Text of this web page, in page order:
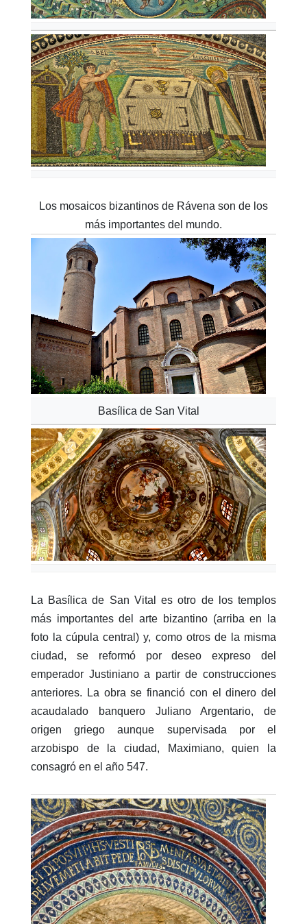
Los mosaicos bizantinos de Rávena son de los
más importantes del mundo.
Basílica de San Vital
La Basílica de San Vital es otro de los templos
más importantes del arte bizantino (arriba en la
foto la cúpula central) y, como otros de la misma
ciudad, se reformó por deseo expreso del
emperador Justiniano a partir de construcciones
anteriores. La obra se financió con el dinero del
acaudalado banquero Juliano Argentario, de
origen griego aunque supervisada por el
arzobispo de la ciudad, Maximiano, quien la
consagró en el año 547.